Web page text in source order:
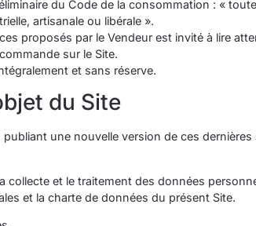
du Code de la consommation : «
artisanale ou libérale ».
proposés par le Vendeur est invité à lire
sur le Site.
et sans réserve.
du Site
une nouvelle version de ces dernières
collecte et le traitement des données
et la charte de données du présent Site.